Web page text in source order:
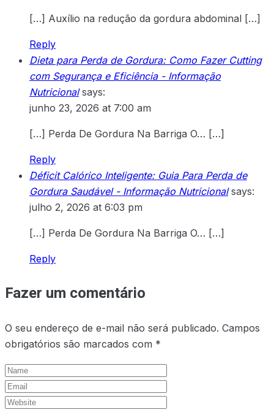
[…] Auxílio na redução da gordura abdominal […]
Reply
Dieta para Perda de Gordura: Como Fazer Cutting
com Segurança e Eficiência - Informação
Nutricional says:
junho 23, 2026 at 7:00 am
[…] Perda De Gordura Na Barriga O… […]
Reply
Déficit Calórico Inteligente: Guia Para Perda de
Gordura Saudável - Informação Nutricional says:
julho 2, 2026 at 6:03 pm
[…] Perda De Gordura Na Barriga O… […]
Reply
Fazer um comentário
O seu endereço de e-mail não será publicado. Campos
obrigatórios são marcados com *